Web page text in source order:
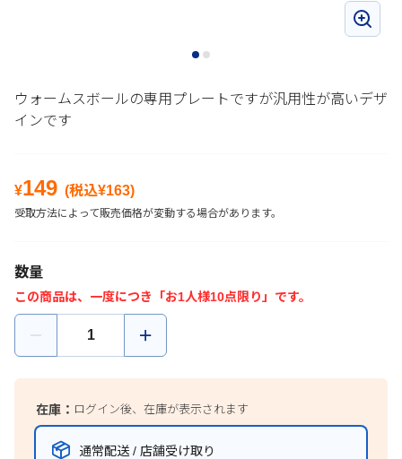
ウォームスボールの専用プレートですが汎用性が高いデザ
インです
¥149 (税込¥163)
受取方法によって販売価格が変動する場合があります。
数量
この商品は、一度につき「お1人様10点限り」です。
在庫： ログイン後、在庫が表示されます
通常配送 / 店舗受け取り